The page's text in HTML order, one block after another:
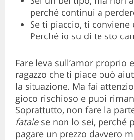
perché continui a
Se ti piaccio, ti conviene
Perché io su di te sto
Fare leva sull’amor proprio
ragazzo che ti piace può
la situazione. Ma fai
gioco rischioso e puoi
Soprattutto, non fare la
fatale se non lo sei, perché
pagare un prezzo davvero